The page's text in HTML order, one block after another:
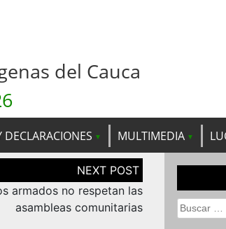
del Cauca
DECLARACIONES MULTIMEDIA
armados no respetan las
asambleas comunitarias
Buscar: